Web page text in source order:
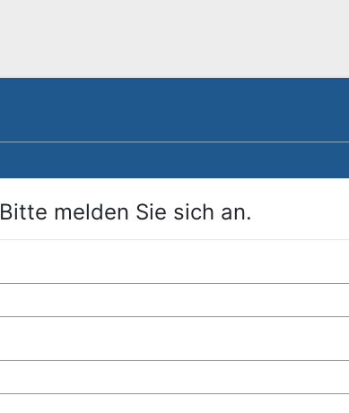
Bitte melden Sie sich an.